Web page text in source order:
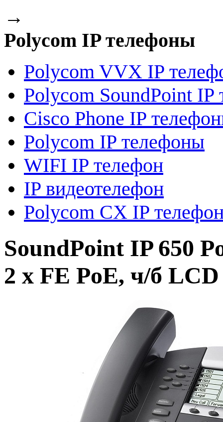
→
Polycom IP телефоны
Polycom VVX IP
Polycom SoundPoint IP
Сisco Phone IP
Polycom IP телефоны
WIFI IP телефон
IP видеотелефон
Polycom CX IP
SoundPoint IP 650
2 x FE PoE, ч/б